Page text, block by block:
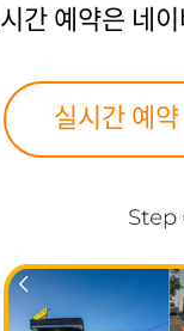
간 예약은 네
실시간 예